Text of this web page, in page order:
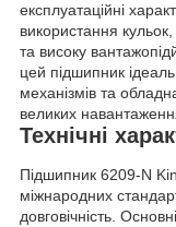
експлуатаційні
використання
та високу
цей підшипник
механізмів та
великих
Технічні
Підшипник 6209-N
міжнародних
довговічність.